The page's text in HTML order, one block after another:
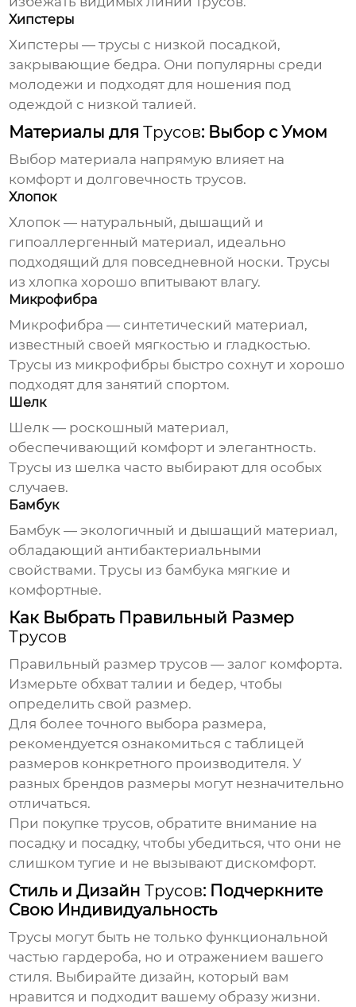
Хипстеры
Хипстеры —трусы с низкой посадкой,
закрывающие бедра. Они популярны среди
молодежи и подходят для ношения под
одеждой с низкой талией.
Материалы дляТрусов: Выбор с Умом
Выбор материала напрямую влияет на
комфорт и долговечностьтрусов.
Хлопок
Хлопок — натуральный, дышащий и
гипоаллергенный материал, идеально
подходящий для повседневной носки.Трусы
из хлопка хорошо впитывают влагу.
Микрофибра
Микрофибра — синтетический материал,
известный своей мягкостью и гладкостью.
Трусы из микрофибры быстро сохнут и хорошо
подходят для занятий спортом.
Шелк
Шелк — роскошный материал,
обеспечивающий комфорт и элегантность.
Трусы из шелка часто выбирают для особых
случаев.
Бамбук
Бамбук — экологичный и дышащий материал,
обладающий антибактериальными
свойствами.Трусы из бамбука мягкие и
комфортные.
Как Выбрать Правильный Размер
Трусов
Правильный размертрусов — залог комфорта.
Измерьте обхват талии и бедер, чтобы
определить свой размер.
Для более точного выбора размера,
рекомендуется ознакомиться с таблицей
размеров конкретного производителя. У
разных брендов размеры могут незначительно
отличаться.
При покупкетрусов, обратите внимание на
посадку и посадку, чтобы убедиться, что они не
слишком тугие и не вызывают дискомфорт.
Стиль и ДизайнТрусов: Подчеркните
Свою Индивидуальность
Трусы могут быть не только функциональной
частью гардероба, но и отражением вашего
стиля. Выбирайте дизайн, который вам
нравится и подходит вашему образу жизни.